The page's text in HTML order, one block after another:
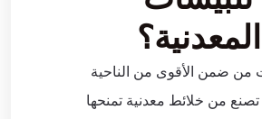
من ضمن الأقوى من الناحية
تصنع من خلائط معدنية تمنحها